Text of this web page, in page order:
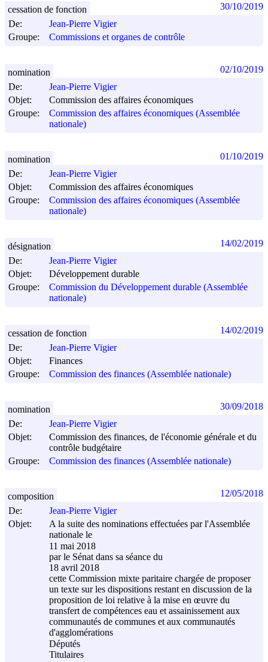
De:
Jean-Pierre Vigier
Groupe:
Commissions et organes de contrôle
cessation de fonction 30/10/2019
De:
Jean-Pierre Vigier
Objet:
Commission des affaires économiques
Groupe:
Commission des affaires économiques (Assemblée
nationale)
nomination 02/10/2019
De:
Jean-Pierre Vigier
Objet:
Commission des affaires économiques
Groupe:
Commission des affaires économiques (Assemblée
nationale)
nomination 01/10/2019
De:
Jean-Pierre Vigier
Objet:
Développement durable
Groupe:
Commission du Développement durable (Assemblée
nationale)
désignation 14/02/2019
De:
Jean-Pierre Vigier
Objet:
Finances
Groupe:
Commission des finances (Assemblée nationale)
cessation de fonction 14/02/2019
De:
Jean-Pierre Vigier
Objet:
Commission des finances, de l'économie générale et du
contrôle budgétaire
Groupe:
Commission des finances (Assemblée nationale)
nomination 30/09/2018
De:
Jean-Pierre Vigier
Objet:
A la suite des nominations effectuées par l'Assemblée
nationale le
11 mai 2018
par le Sénat dans sa séance du
18 avril 2018
cette Commission mixte paritaire chargée de proposer
un texte sur les dispositions restant en discussion de la
proposition de loi relative à la mise en œuvre du
transfert de compétences eau et assainissement aux
communautés de communes et aux communautés
d'agglomérations
Députés
Titulaires
composition 12/05/2018